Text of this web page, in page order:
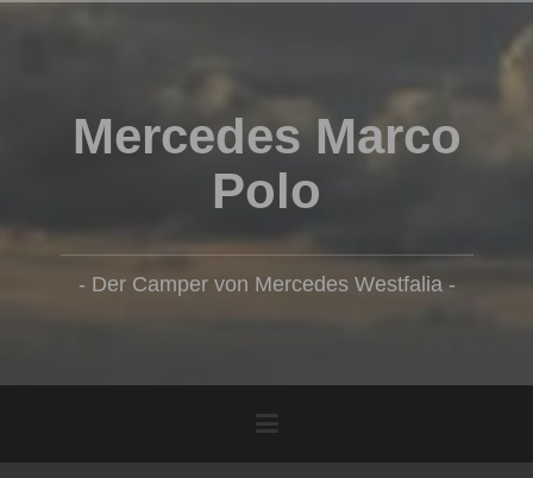
Mercedes Marco
Polo
- Der Camper von Mercedes Westfalia -